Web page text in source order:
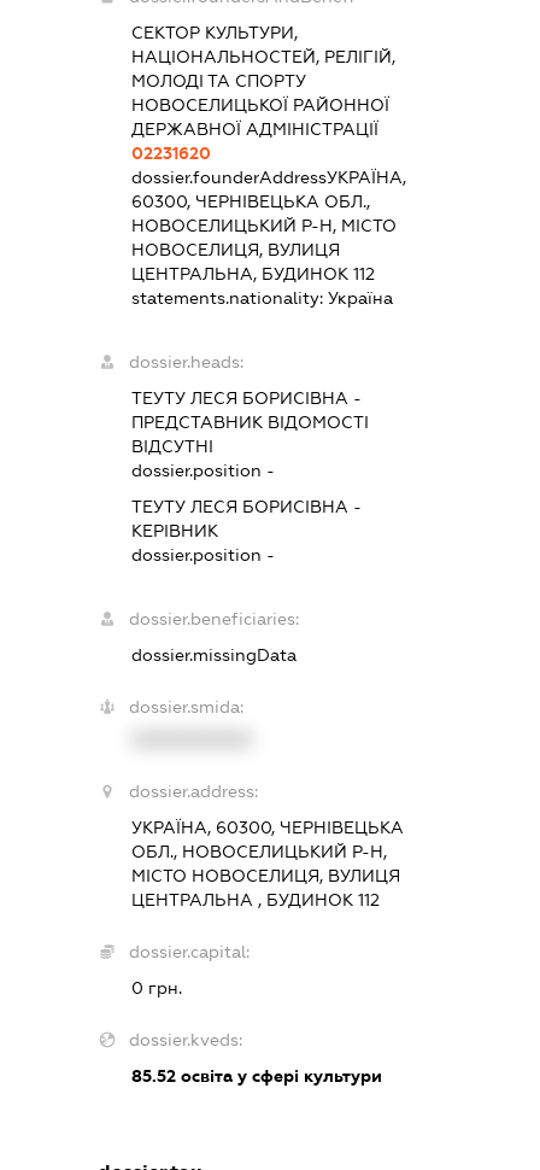
СЕКТОР КУЛЬТУРИ,
НАЦІОНАЛЬНОСТЕЙ, РЕЛІГІЙ,
МОЛОДІ ТА СПОРТУ
НОВОСЕЛИЦЬКОЇ РАЙОННОЇ
ДЕРЖАВНОЇ АДМІНІСТРАЦІЇ
02231620
dossier.founderAddressУКРАЇНА,
60300, ЧЕРНІВЕЦЬКА ОБЛ.,
НОВОСЕЛИЦЬКИЙ Р-Н, МІСТО
НОВОСЕЛИЦЯ, ВУЛИЦЯ
ЦЕНТРАЛЬНА, БУДИНОК 112
statements.nationality: Україна
dossier.heads:
ТЕУТУ ЛЕСЯ БОРИСІВНА -
ПРЕДСТАВНИК ВІДОМОСТІ
ВІДСУТНІ
dossier.position -
ТЕУТУ ЛЕСЯ БОРИСІВНА -
КЕРІВНИК
dossier.position -
dossier.beneficiaries:
dossier.missingData
dossier.smida:
dossier.address:
УКРАЇНА, 60300, ЧЕРНІВЕЦЬКА
ОБЛ., НОВОСЕЛИЦЬКИЙ Р-Н,
МІСТО НОВОСЕЛИЦЯ, ВУЛИЦЯ
ЦЕНТРАЛЬНА , БУДИНОК 112
dossier.capital:
0 грн.
dossier.kveds:
85.52освіта у сфері культури